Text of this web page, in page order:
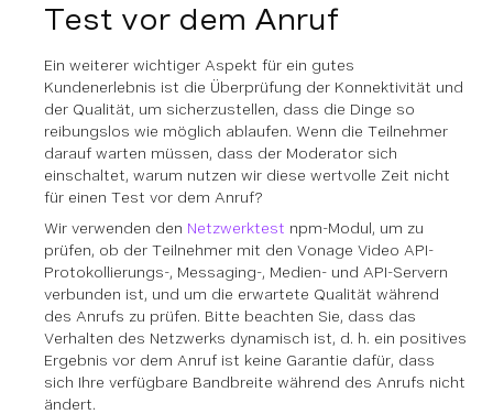
Test vor dem Anruf
Ein weiterer wichtiger Aspekt für ein gutes
Kundenerlebnis ist die Überprüfung der Konnektivität und
der Qualität, um sicherzustellen, dass die Dinge so
reibungslos wie möglich ablaufen. Wenn die Teilnehmer
darauf warten müssen, dass der Moderator sich
einschaltet, warum nutzen wir diese wertvolle Zeit nicht
für einen Test vor dem Anruf?
Wir verwenden den Netzwerktest npm-Modul, um zu
prüfen, ob der Teilnehmer mit den Vonage Video API-
Protokollierungs-, Messaging-, Medien- und API-Servern
verbunden ist, und um die erwartete Qualität während
des Anrufs zu prüfen. Bitte beachten Sie, dass das
Verhalten des Netzwerks dynamisch ist, d. h. ein positives
Ergebnis vor dem Anruf ist keine Garantie dafür, dass
sich Ihre verfügbare Bandbreite während des Anrufs nicht
ändert.